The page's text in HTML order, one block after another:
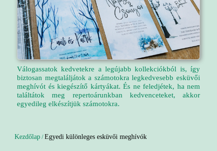
Válogassatok kedvetekre a legújabb kollekciókból is, így
biztosan megtaláljátok a számotokra legkedvesebb esküvői
meghívót és kiegészítő kártyákat. És ne feledjétek, ha nem
találtátok meg repertoárunkban kedvenceteket, akkor
egyedileg elkészítjük számotokra.
Kezdőlap /Egyedi különleges esküvői meghívók